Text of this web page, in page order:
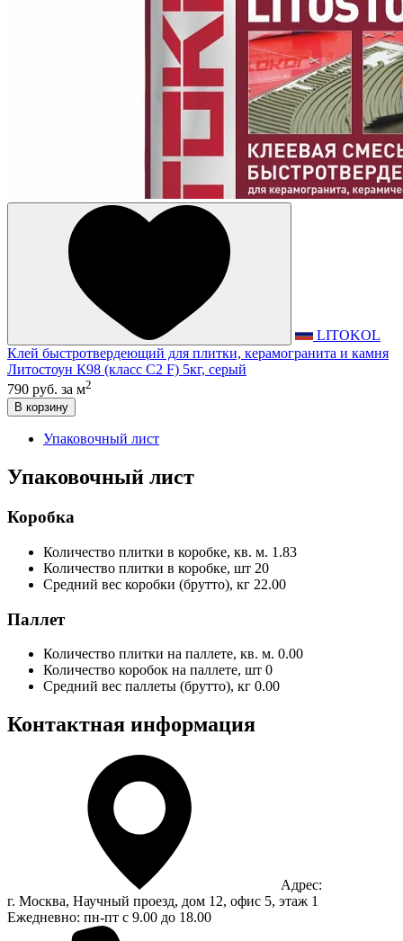
LITOKOL
Клей быстротвердеющий для плитки, керамогранита и камня
Литостоун К98 (класс С2 F) 5кг, серый
790 руб. за м2
В корзину
Упаковочный лист
Упаковочный лист
Коробка
Количество плитки в коробке, кв. м. 1.83
Количество плитки в коробке, шт 20
Средний вес коробки (брутто), кг 22.00
Паллет
Количество плитки на паллете, кв. м. 0.00
Количество коробок на паллете, шт 0
Средний вес паллеты (брутто), кг 0.00
Контактная информация
Адрес:
г. Москва, Научный проезд, дом 12, офис 5, этаж 1
Ежедневно: пн-пт с 9.00 до 18.00